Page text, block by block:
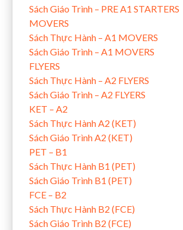
Sách Giáo Trình – PRE A1 STARTERS
MOVERS
Sách Thực Hành – A1 MOVERS
Sách Giáo Trình – A1 MOVERS
FLYERS
Sách Thực Hành – A2 FLYERS
Sách Giáo Trình – A2 FLYERS
KET – A2
Sách Thực Hành A2 (KET)
Sách Giáo Trình A2 (KET)
PET – B1
Sách Thực Hành B1 (PET)
Sách Giáo Trình B1 (PET)
FCE – B2
Sách Thực Hành B2 (FCE)
Sách Giáo Trình B2 (FCE)